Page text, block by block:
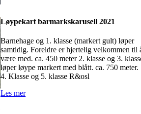
Løypekart barmarkskarusell 2021
Barnehage og 1. klasse (markert gult) løper
samtidig. Foreldre er hjertelig velkommen til
være med. ca. 450 meter 2. klasse og 3.
løper løype markert med blått. ca. 750 meter.
4. Klasse og 5. klasse R&osl
Les mer